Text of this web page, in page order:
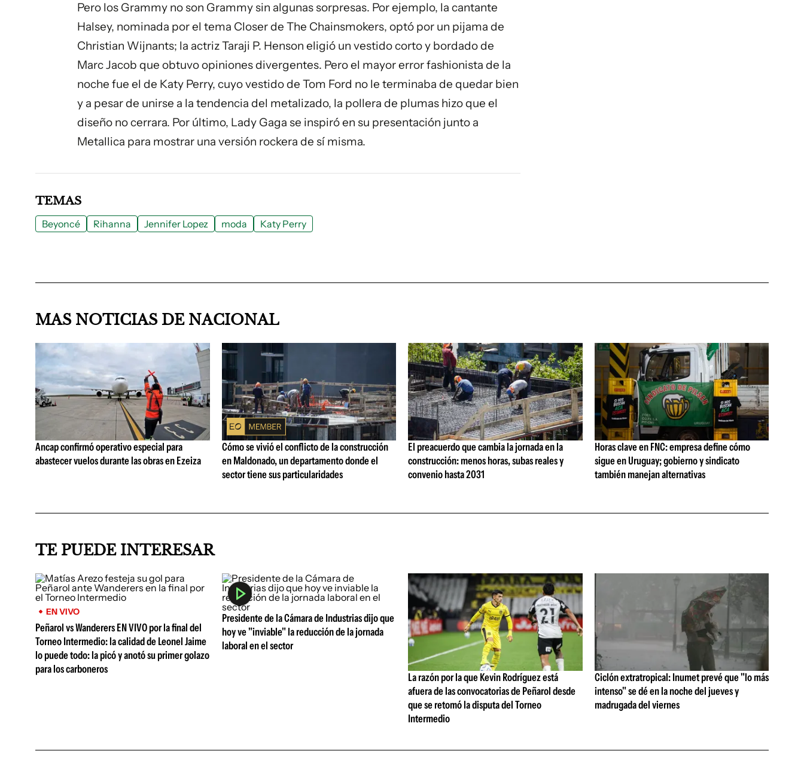
Pero los Grammy no son Grammy sin algunas sorpresas. Por ejemplo, la cantante
Halsey, nominada por el tema Closerde The Chainsmokers, optó por un pijama de
Christian Wijnants; la actriz Taraji P. Henson eligió un vestido corto y bordado de
Marc Jacob que obtuvo opiniones divergentes. Pero el mayor error fashionista de la
noche fue el de Katy Perry, cuyo vestido de Tom Ford no le terminaba de quedar bien
y a pesar de unirse a la tendencia del metalizado, la pollera de plumas hizo que el
diseño no cerrara. Por último, Lady Gaga se inspiró en su presentación junto a
Metallica para mostrar una versión rockera de sí misma.
TEMAS
Beyoncé Rihanna Jennifer Lopez moda Katy Perry
MAS NOTICIAS DE NACIONAL
Ancap confirmó operativo especial para
abastecer vuelos durante las obras en Ezeiza
Cómo se vivió el conflicto de la construcción
en Maldonado, un departamento donde el
sector tiene sus particularidades
El preacuerdo que cambia la jornada en la
construcción: menos horas, subas reales y
convenio hasta 2031
Horas clave en FNC: empresa define cómo
sigue en Uruguay; gobierno y sindicato
también manejan alternativas
TE PUEDE INTERESAR
EN VIVO
Peñarol vs Wanderers EN VIVO por la final del
Torneo Intermedio: la calidad de Leonel Jaime
lo puede todo: la picó y anotó su primer golazo
para los carboneros
Presidente de la Cámara de Industrias dijo que
hoy ve "inviable" la reducción de la jornada
laboral en el sector
La razón por la que Kevin Rodríguez está
afuera de las convocatorias de Peñarol desde
que se retomó la disputa del Torneo
Intermedio
Ciclón extratropical: Inumet prevé que "lo más
intenso" se dé en la noche del jueves y
madrugada del viernes